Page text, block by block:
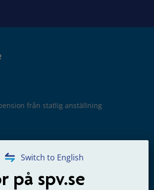
Switch to English
på spv.se
från statlig anställning